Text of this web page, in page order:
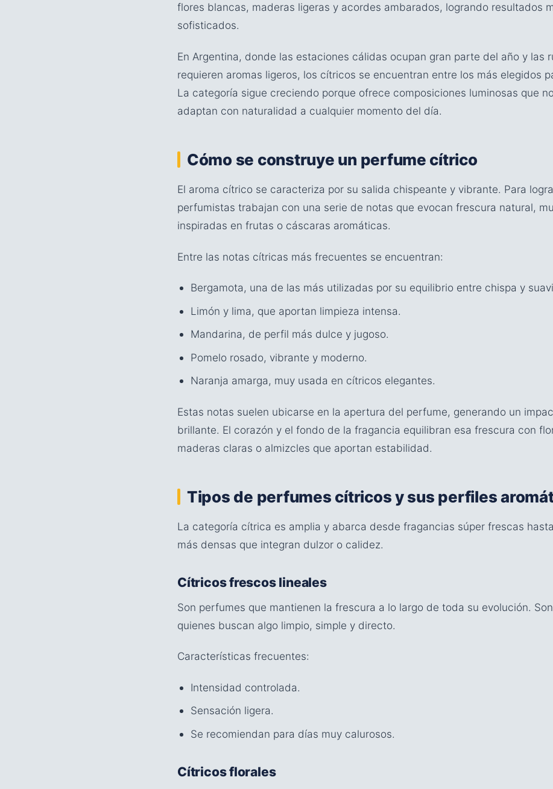
flores blancas, maderas ligeras y acordes ambarados, logrando resultados
sofisticados.
En Argentina, donde las estaciones cálidas ocupan gran parte del año y las
requieren aromas ligeros, los cítricos se encuentran entre los más elegidos
La categoría sigue creciendo porque ofrece composiciones luminosas que
adaptan con naturalidad a cualquier momento del día.
Cómo se construye un perfume cítrico
El aroma cítrico se caracteriza por su salida chispeante y vibrante. Para
perfumistas trabajan con una serie de notas que evocan frescura natural,
inspiradas en frutas o cáscaras aromáticas.
Entre las notas cítricas más frecuentes se encuentran:
Bergamota, una de las más utilizadas por su equilibrio entre chispa y
Limón y lima, que aportan limpieza intensa.
Mandarina, de perfil más dulce y jugoso.
Pomelo rosado, vibrante y moderno.
Naranja amarga, muy usada en cítricos elegantes.
Estas notas suelen ubicarse en la apertura del perfume, generando un
brillante. El corazón y el fondo de la fragancia equilibran esa frescura con
maderas claras o almizcles que aportan estabilidad.
Tipos de perfumes cítricos y sus perfiles
La categoría cítrica es amplia y abarca desde fragancias súper frescas
más densas que integran dulzor o calidez.
Cítricos frescos lineales
Son perfumes que mantienen la frescura a lo largo de toda su evolución.
quienes buscan algo limpio, simple y directo.
Características frecuentes:
Intensidad controlada.
Sensación ligera.
Se recomiendan para días muy calurosos.
Cítricos florales